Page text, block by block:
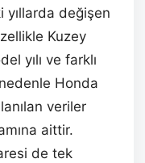
yıllarda değişen
Kuzey
yılı ve farklı
Honda
veriler
aittir.
de tek